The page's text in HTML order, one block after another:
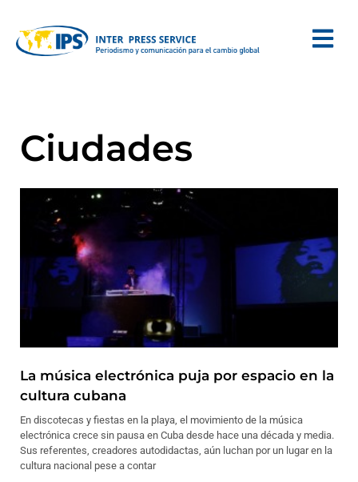
Ciudades
La música electrónica puja por espacio en la
cultura cubana
En discotecas y fiestas en la playa, el movimiento de la música
electrónica crece sin pausa en Cuba desde hace una década y media.
Sus referentes, creadores autodidactas, aún luchan por un lugar en la
cultura nacional pese a contar